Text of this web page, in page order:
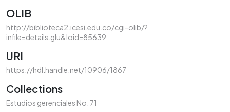
OLIB
http://biblioteca2.icesi.edu.co/cgi-olib/?
infile=details.glu&loid=85639
URI
https://hdl.handle.net/10906/1867
Collections
Estudios gerenciales No. 71